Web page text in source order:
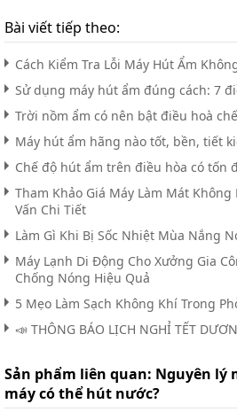
Bài viết tiếp theo:
Cách Kiểm Tra Lỗi Máy Hút Ẩm
Sử dụng máy hút ẩm đúng cách: 7
Trời nồm ẩm có nên bật điều hoà
Máy hút ẩm hãng nào tốt, bền, tiết
Chế độ hút ẩm trên điều hòa có tốn
Tham Khảo Giá Máy Làm Mát Không
Vấn Chi Tiết
Làm Gì Khi Bị Sốc Nhiệt Mùa Nắng
Máy Lạnh Di Động Cho Xưởng Gia
Chống Nóng Hiệu Quả
5 Mẹo Làm Sạch Không Khí Trong
📣 THÔNG BÁO LỊCH NGHỈ TẾT
Sản phẩm liên quan: Nguyên lý
máy có thể hút nước?